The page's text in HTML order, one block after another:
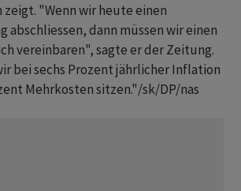
zeigt. "Wenn wir heute einen
abschliessen, dann müssen wir einen
vereinbaren", sagte er der Zeitung.
bei sechs Prozent jährlicher Inflation
Mehrkosten sitzen."/sk/DP/nas